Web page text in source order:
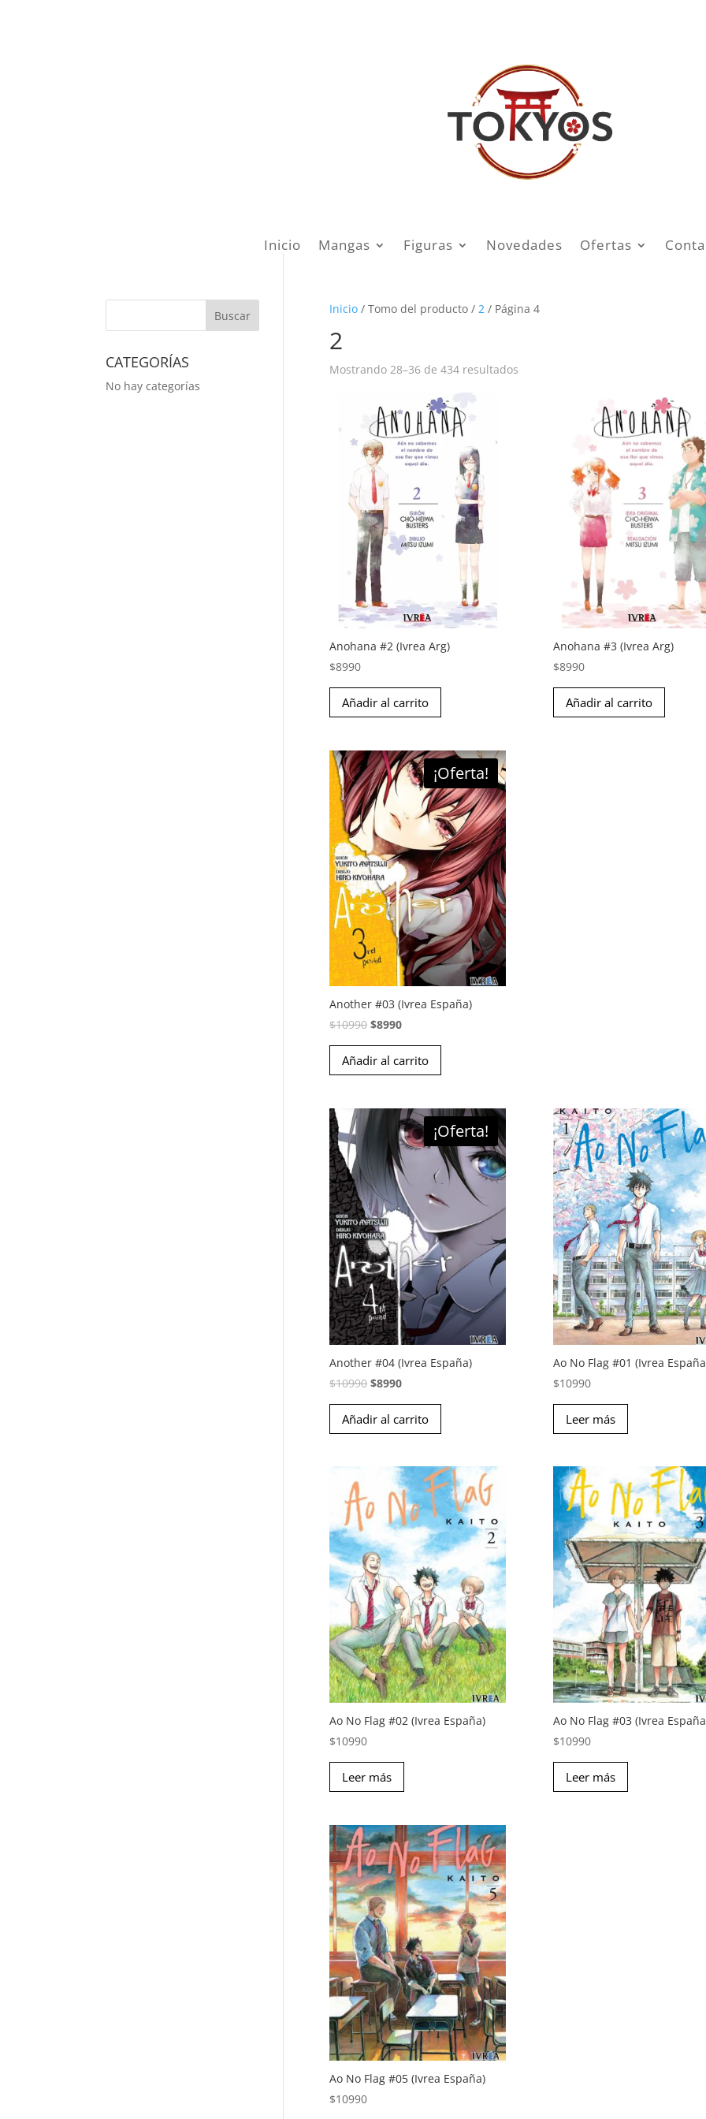
Inicio Mangas Figuras Novedades Ofertas
Inicio/ Tomo del producto / 2/ Página 4
2
Mostrando 28–36 de 434 resultados
Anohana #2 (Ivrea Arg)
$8990
Añadir al carrito
Anohana #3 (Ivrea Arg)
$8990
Añadir al carrito
¡Oferta!
Another #03 (Ivrea España)
$10990 El
precio
original
era:
$8990El
precio
actual
es:
Añadir al carrito
¡Oferta!
Another #04 (Ivrea España)
$10990 El
original
era:
$8990El
actual
es:
Añadir al carrito
Ao No Flag #01 (Ivrea
$10990
Leer más
Ao No Flag #02 (Ivrea España)
$10990
Leer más
Ao No Flag #03 (Ivrea
$10990
Leer más
Ao No Flag #05 (Ivrea España)
$10990
CATEGORÍAS
No hay categorías